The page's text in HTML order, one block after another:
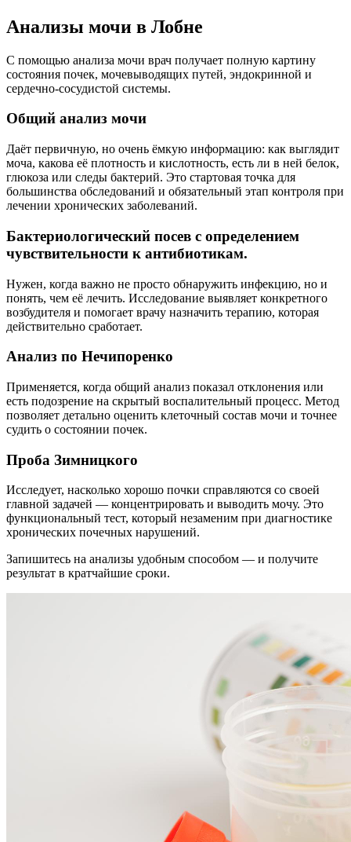
Анализы мочи в Лобне
С помощью анализа мочи врач получает полную картину
состояния почек, мочевыводящих путей, эндокринной и
сердечно-сосудистой системы.
Общий анализ мочи
Даёт первичную, но очень ёмкую информацию: как выглядит
моча, какова её плотность и кислотность, есть ли в ней белок,
глюкоза или следы бактерий. Это стартовая точка для
большинства обследований и обязательный этап контроля при
лечении хронических заболеваний.
Бактериологический посев с определением
чувствительности к антибиотикам.
Нужен, когда важно не просто обнаружить инфекцию, но и
понять, чем её лечить. Исследование выявляет конкретного
возбудителя и помогает врачу назначить терапию, которая
действительно сработает.
Анализ по Нечипоренко
Применяется, когда общий анализ показал отклонения или
есть подозрение на скрытый воспалительный процесс. Метод
позволяет детально оценить клеточный состав мочи и точнее
судить о состоянии почек.
Проба Зимницкого
Исследует, насколько хорошо почки справляются со своей
главной задачей — концентрировать и выводить мочу. Это
функциональный тест, который незаменим при диагностике
хронических почечных нарушений.
Запишитесь на анализы удобным способом — и получите
результат в кратчайшие сроки.